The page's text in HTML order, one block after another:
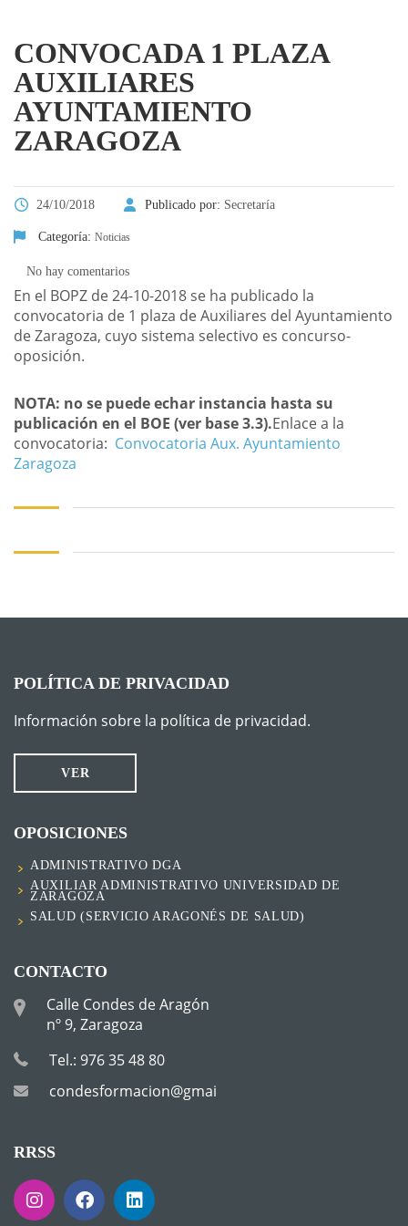
CONVOCADA 1 PLAZA
AUXILIARES
AYUNTAMIENTO
ZARAGOZA
24/10/2018 Publicado por: Secretaría
Categoría: Noticias
No hay comentarios
En el BOPZ de 24-10-2018 se ha publicado la
convocatoria de 1 plaza de Auxiliares del Ayuntamiento
de Zaragoza, cuyo sistema selectivo es concurso-
oposición.
NOTA: no se puede echar instancia hasta su
publicación en el BOE (ver base 3.3).Enlace a la
convocatoria: Convocatoria Aux. Ayuntamiento
Zaragoza
POLÍTICA DE PRIVACIDAD
Información sobre la política de privacidad.
VER
OPOSICIONES
ADMINISTRATIVO DGA
AUXILIAR ADMINISTRATIVO UNIVERSIDAD DE
ZARAGOZA
SALUD (SERVICIO ARAGONÉS DE SALUD)
CONTACTO
Calle Condes de Aragón
nº 9, Zaragoza
Tel.: 976 35 48 80
condesformacion@gmail.com
RRSS